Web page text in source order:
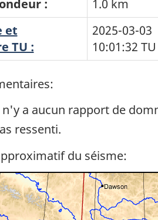
:
1.0 km
et
TU :
2025-03-03
10:01:32 TU
a aucun rapport de
ressenti.
du séisme: